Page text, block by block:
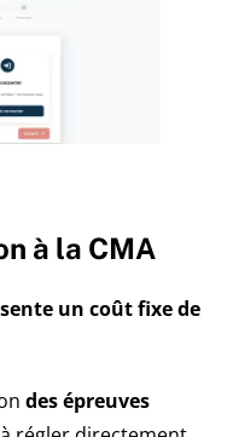
à la CMA
un coût fixe de
des épreuves